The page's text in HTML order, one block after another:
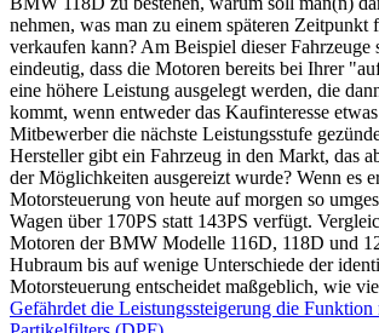
nehmen, was man zu einem späteren
verkaufen kann? Am Beispiel dieser Fahrzeuge
eindeutig, dass die Motoren bereits bei Ihrer
eine höhere Leistung ausgelegt werden, die
kommt, wenn entweder das Kaufinteresse
Mitbewerber die nächste Leistungsstufe
Hersteller gibt ein Fahrzeug in den Markt, das
der Möglichkeiten ausgereizt wurde? Wenn es
Motorsteuerung von heute auf morgen so
Wagen über 170PS statt 143PS verfügt.
Motoren der BMW Modelle 116D, 118D und
Hubraum bis auf wenige Unterschiede der
Motorsteuerung entscheidet maßgeblich, wie
Gefährdet die Leistungssteigerung die Funktion